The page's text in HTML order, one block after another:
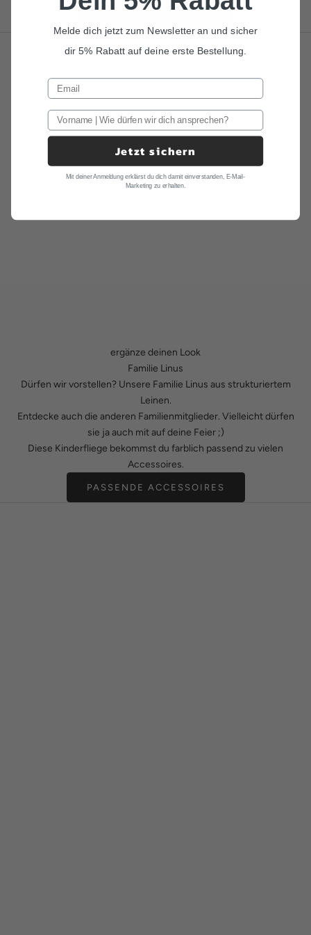
ergänze deinen Look
Familie Linus
Dürfen wir vorstellen? Unsere Familie Linus aus strukturiertem
Leinen.
Entdecke auch die anderen Familienmitglieder. Vielleicht dürfen
sie ja auch mit auf deine Feier ;)
Diese Kinderfliege bekommst du farblich passend zu vielen
Accessoires.
PASSENDE ACCESSOIRES
Melde dich jetzt zum Newsletter an und sicher
dir 5% Rabatt auf deine erste Bestellung.
Jetzt sichern
Mit deiner Anmeldung erklärst du dich damit einverstanden, E-Mail-
Marketing zu erhalten.